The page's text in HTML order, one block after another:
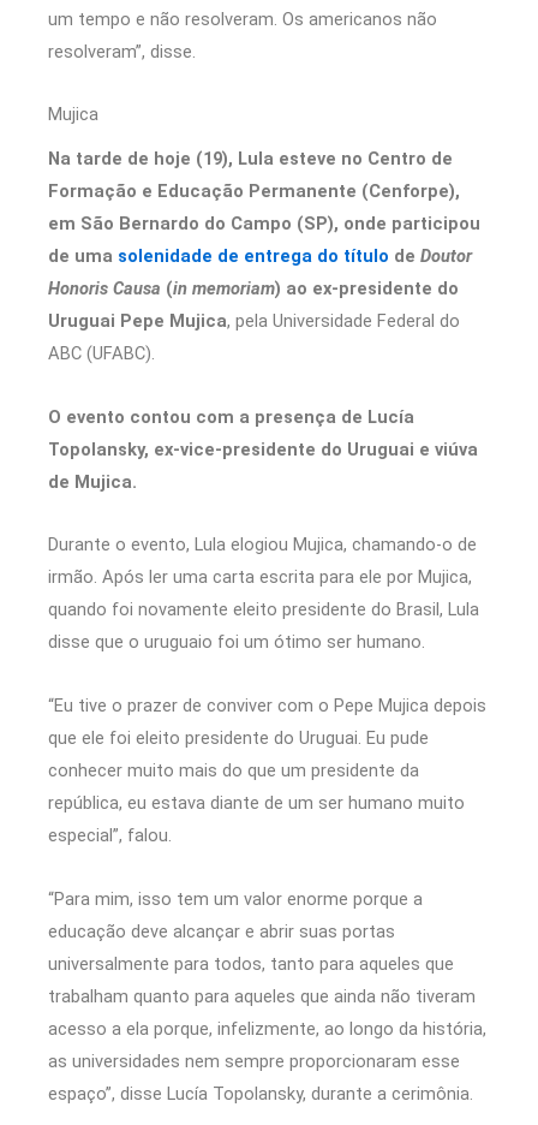
um tempo e não resolveram. Os americanos não
resolveram”, disse.
Mujica
Na tarde de hoje (19), Lula esteve no Centro de
Formação e Educação Permanente (Cenforpe),
em São Bernardo do Campo (SP), onde participou
de uma solenidade de entrega do título de Doutor
Honoris Causa (in memoriam) ao ex-presidente do
Uruguai Pepe Mujica, pela Universidade Federal do
ABC (UFABC).
O evento contou com a presença de Lucía
Topolansky, ex-vice-presidente do Uruguai e viúva
de Mujica.
Durante o evento, Lula elogiou Mujica, chamando-o de
irmão. Após ler uma carta escrita para ele por Mujica,
quando foi novamente eleito presidente do Brasil, Lula
disse que o uruguaio foi um ótimo ser humano.
“Eu tive o prazer de conviver com o Pepe Mujica depois
que ele foi eleito presidente do Uruguai. Eu pude
conhecer muito mais do que um presidente da
república, eu estava diante de um ser humano muito
especial”, falou.
“Para mim, isso tem um valor enorme porque a
educação deve alcançar e abrir suas portas
universalmente para todos, tanto para aqueles que
trabalham quanto para aqueles que ainda não tiveram
acesso a ela porque, infelizmente, ao longo da história,
as universidades nem sempre proporcionaram esse
espaço”, disse Lucía Topolansky, durante a cerimônia.